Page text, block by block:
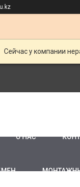
Сейчас у компании
О НАС